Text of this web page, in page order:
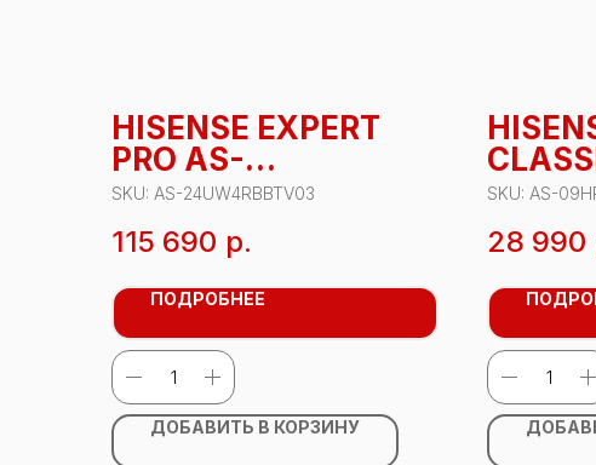
HISENSE EXPERT
PRO AS-
24UW4RBBTV03
SKU: AS-24UW4RBBTV03
115 690 р.
ПОДРОБНЕЕ
ДОБАВИТЬ В КОРЗИНУ
SKU: AS-
28 990